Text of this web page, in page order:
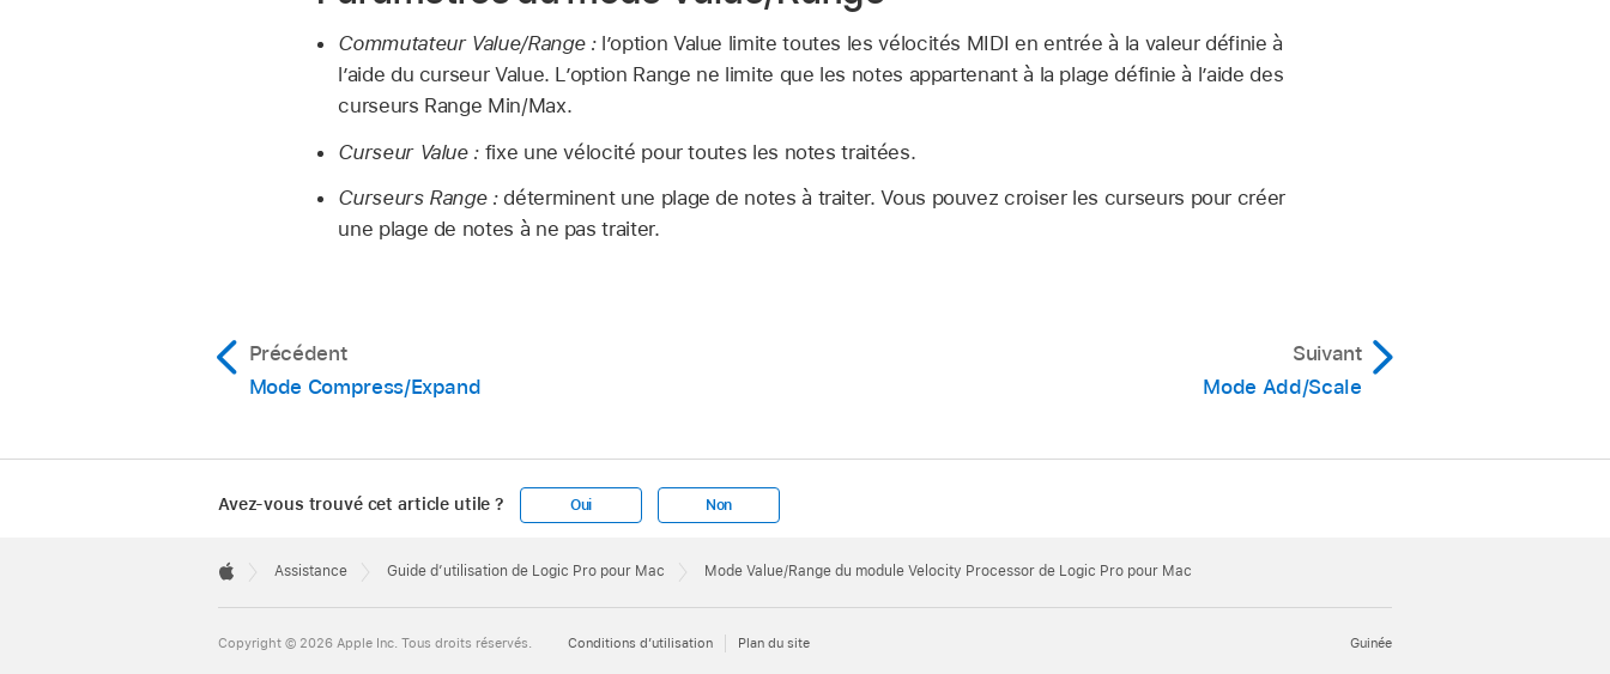
Commutateur Value/Range :l’option Value limite toutes les vélocités MIDI en entrée à la valeur définie à
l’aide du curseur Value. L’option Range ne limite que les notes appartenant à la plage définie à l’aide des
curseurs Range Min/Max.
Curseur Value : fixe une vélocité pour toutes les notes traitées.
Curseurs Range :déterminent une plage de notes à traiter. Vous pouvez croiser les curseurs pour créer
une plage de notes à ne pas traiter.
Précédent
Mode Compress/Expand
Suivant
Mode Add/Scale
Avez-vous trouvé cet article utile ? Oui Non
Footer

Assistance Guide d’utilisation de Logic Pro pour Mac Mode Value/Range du module Velocity Processor de Logic Pro pour Mac
Guinée
Copyright © 2026 Apple Inc. Tous droits réservés. Conditions d’utilisation Plan du site